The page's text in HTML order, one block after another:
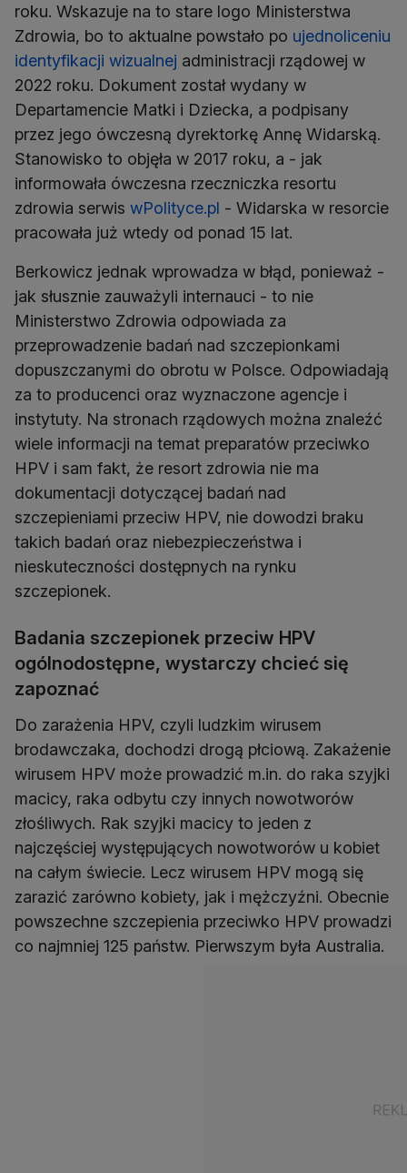
roku. Wskazuje na to stare logo Ministerstwa
Zdrowia, bo to aktualne powstało po ujednoliceniu
identyfikacji wizualnej administracji rządowej w
2022 roku. Dokument został wydany w
Departamencie Matki i Dziecka, a podpisany
przez jego ówczesną dyrektorkę Annę Widarską.
Stanowisko to objęła w 2017 roku, a - jak
informowała ówczesna rzeczniczka resortu
zdrowia serwis wPolityce.pl - Widarska w resorcie
pracowała już wtedy od ponad 15 lat.
Berkowicz jednak wprowadza w błąd, ponieważ -
jak słusznie zauważyli internauci - to nie
Ministerstwo Zdrowia odpowiada za
przeprowadzenie badań nad szczepionkami
dopuszczanymi do obrotu w Polsce. Odpowiadają
za to producenci oraz wyznaczone agencje i
instytuty. Na stronach rządowych można znaleźć
wiele informacji na temat preparatów przeciwko
HPV i sam fakt, że resort zdrowia nie ma
dokumentacji dotyczącej badań nad
szczepieniami przeciw HPV, nie dowodzi braku
takich badań oraz niebezpieczeństwa i
nieskuteczności dostępnych na rynku
szczepionek.
Badania szczepionek przeciw HPV
ogólnodostępne, wystarczy chcieć się
zapoznać
Do zarażenia HPV, czyli ludzkim wirusem
brodawczaka, dochodzi drogą płciową. Zakażenie
wirusem HPV może prowadzić m.in. do raka szyjki
macicy, raka odbytu czy innych nowotworów
złośliwych. Rak szyjki macicy to jeden z
najczęściej występujących nowotworów u kobiet
na całym świecie. Lecz wirusem HPV mogą się
zarazić zarówno kobiety, jak i mężczyźni. Obecnie
powszechne szczepienia przeciwko HPV prowadzi
co najmniej 125 państw. Pierwszym była Australia.